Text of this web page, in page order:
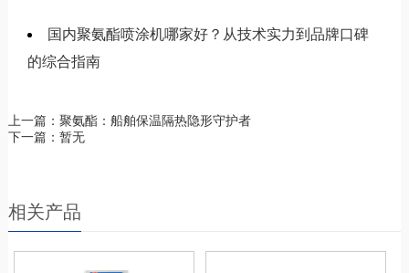
国内聚氨酯喷涂机哪家好？从技术实力到品牌口碑
的综合指南
上一篇：聚氨酯：船舶保温隔热隐形守护者
下一篇：暂无
相关产品